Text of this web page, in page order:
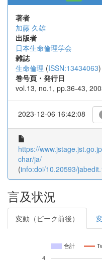
著者
加藤 久雄
出版者
日本生命倫理学会
雑誌
生命倫理 (ISSN:13434063)
巻号頁・発行日
vol.13, no.1, pp.36-43,
2023-12-06 16:42:08
https://
char/ja/
(info:doi/10.20593/
言及状況
変動（ピーク前後）
合計
4